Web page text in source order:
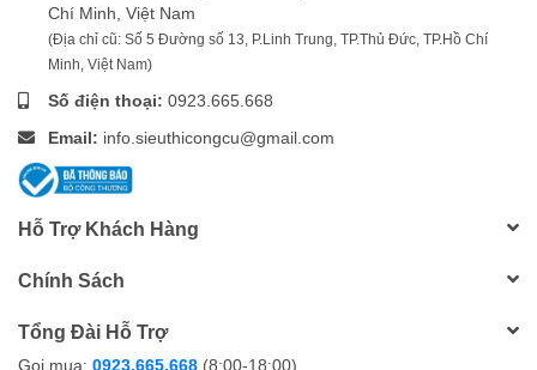
Chí Minh, Việt Nam
(Địa chỉ cũ: Số 5 Đường số 13, P.Linh Trung, TP.Thủ Đức, TP.Hồ Chí
Minh, Việt Nam)
Số điện thoại: 0923.665.668
Email: info.sieuthicongcu@gmail.com
Hỗ Trợ Khách Hàng
Chính Sách
Tổng Đài Hỗ Trợ
Gọi mua: 0923.665.668 (8:00-18:00)